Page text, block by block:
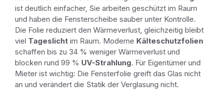
ist deutlich einfacher, Sie arbeiten geschützt im Raum
und haben die Fensterscheibe sauber unter Kontrolle.
Die Folie reduziert den Wärmeverlust, gleichzeitig bleibt
viel Tageslicht im Raum. Moderne Kälteschutzfolien
schaffen bis zu 34 % weniger Wärmeverlust und
blocken rund 99 % UV-Strahlung. Für Eigentümer und
Mieter ist wichtig: Die Fensterfolie greift das Glas nicht
an und verändert die Statik der Verglasung nicht.